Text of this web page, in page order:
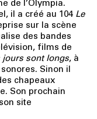
de l’Olympia.
il a créé au 104 Le
sur la scène
des bandes
films de
jours sont longs, à
Sinon il
chapeaux
Son prochain
site